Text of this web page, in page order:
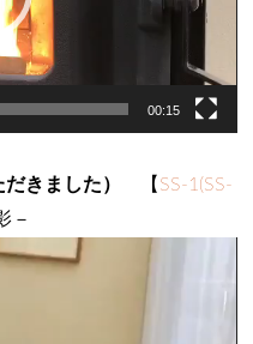
00:15
きました） 【 SS-1(SS-
－